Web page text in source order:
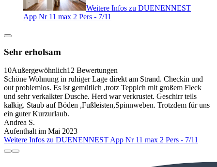
Weitere Infos zu DUENENNEST
App Nr 11 max 2 Pers - 7/11
Sehr erholsam
10Außergewöhnlich12 Bewertungen
Schöne Wohnung in ruhiger Lage direkt am Strand. Checkin und
out problemlos. Es ist gemütlich ,trotz Teppich mit großem Fleck
und sehr verkalkter Dusche. Herd war verkrustet. Geschirr teils
kalkig. Staub auf Böden ,Fußleisten,Spinnweben. Trotzdem für uns
ein guter Kurzurlaub.
Andrea S.
Aufenthalt im Mai 2023
Weitere Infos zu DUENENNEST App Nr 11 max 2 Pers - 7/11